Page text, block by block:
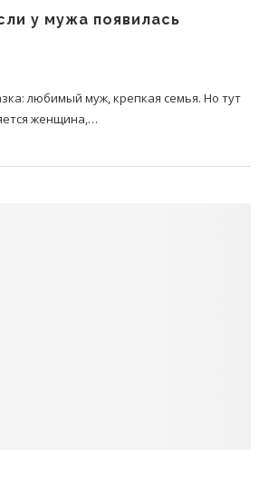
у мужа появилась
любимый муж, крепкая семья. Но тут
женщина,…